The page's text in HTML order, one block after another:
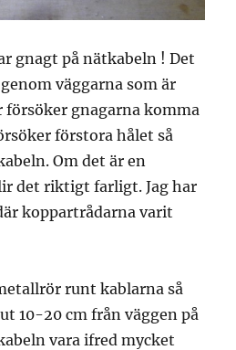
gnagt på nätkabeln ! Det
väggarna som är
gnagarna komma
förstora hålet så
Om det är en
det riktigt farligt. Jag har
koppartrådarna varit
runt kablarna så
10-20 cm från väggen på
vara ifred mycket